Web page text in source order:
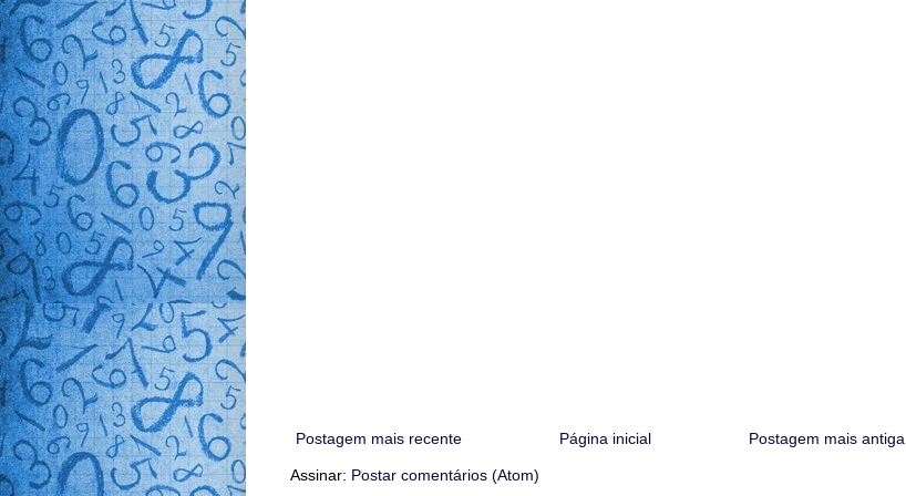
Postagem mais recente Postagem mais antiga
Página inicial
Assinar: Postar comentários (Atom)